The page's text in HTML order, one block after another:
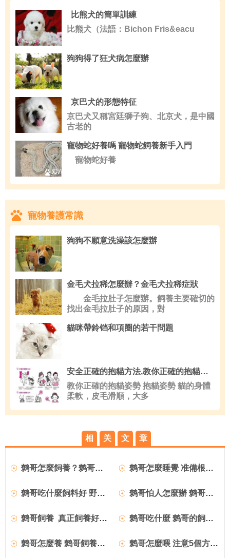
比熊犬的簡單訓練
比熊犬（法語：Bichon Fris&eacu
狗狗得了狂犬病怎麼辦
京巴犬的形態特征
京巴犬又稱宮廷獅子狗、北京犬，是中國
古老的
寵物蛇好養嗎 寵物蛇飼養新手入門
寵物蛇好養
寵物養護常識
狗狗不願意洗澡該怎麼辦
金毛犬拉稀怎麼辦？金毛犬拉稀症狀
金毛拉肚子怎麼辦。飼養主要確切的
找出金毛拉肚子的原因，對
貓咪帶鈴铛和項圈的若干問題
安全正確的抱貓方法,教你正確的抱貓姿勢
教你正確的抱貓姿勢 抱貓姿勢 貓的身體
柔軟，皮毛滑順，大多
相 关 文 章
鹩哥怎麼飼養？鹩哥的飼養方法 鹩哥怎麼睡覺 准備根小木棍讓它站著
鹩哥吃什麼飼料好 野外的鹩哥嗜吃野果 鹩哥怕人怎麼辦 鹩哥的性子是比較野的
鹩哥飼養 真正飼養好一只鹩哥不簡單 鹩哥吃什麼 鹩哥的飼料有哪些種
鹩哥怎麼養 鹩哥飼養需要注意的幾個方面 鹩哥怎麼喂 注意5個方面的技巧輕松養好鹩哥